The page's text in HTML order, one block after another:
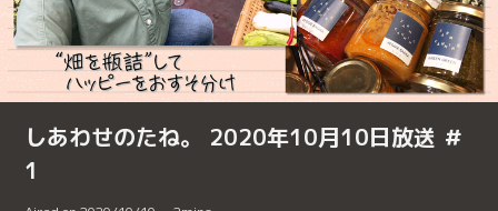
しあわせのたね。 2020年10月10日放送 ＃
1